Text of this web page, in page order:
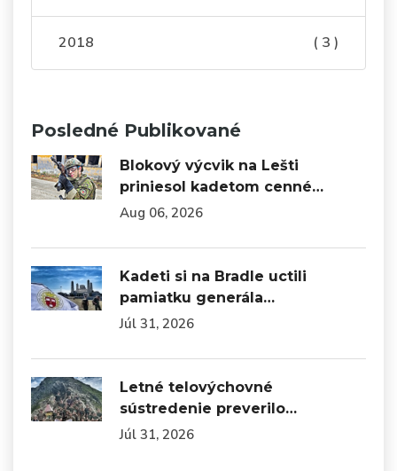
2018 ( 3 )
Posledné Publikované
Blokový výcvik na Lešti
priniesol kadetom cenné…
Aug 06, 2026
Kadeti si na Bradle uctili
pamiatku generála…
Júl 31, 2026
Letné telovýchovné
sústredenie preverilo…
Júl 31, 2026